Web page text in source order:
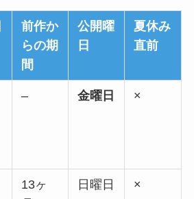
前作か
らの期
間
公開曜
日
夏休み
直前
– 金曜日 ×
13ヶ
日曜日 ×